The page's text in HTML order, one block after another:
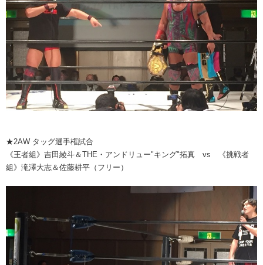
★2AW タッグ選手権試合
《王者組》吉田綾斗＆THE・アンドリュー"キング"拓真 vs 《挑戦者
組》滝澤大志＆佐藤耕平（フリー）